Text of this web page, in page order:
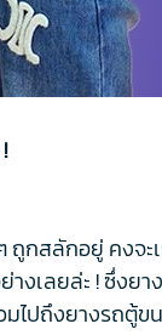
สลักอยู่ คงจ
างเลยล่ะ ! ซึ่ง
มไปถึงยางรถตู้ข